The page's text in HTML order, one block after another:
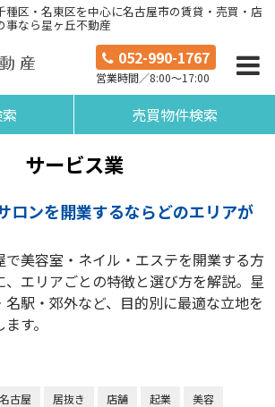
種区・名東区を中心に名古屋市の賃貸・売買・店
事なら星ヶ丘不動産
052-990-1767
営業時間／8:00～17:00
売買物件検索
サービス業
ロンを開業するならどのエリアが
で美容室・ネイル・エステを開業する方
、エリアごとの特徴と選び方を解説。星
名駅・郊外など、目的別に最適な立地を
す。
名古屋 居抜き 店舗 起業
美容